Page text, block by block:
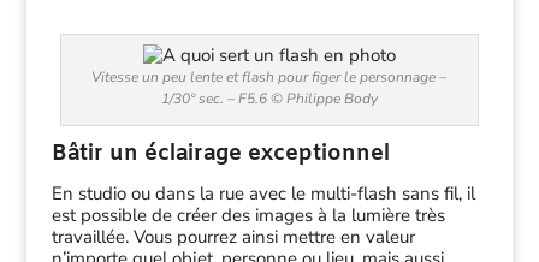
Vitesse un peu lente et flash pour figer le personnage –
1/30° sec. – F5.6 © Philippe Body
Bâtir un éclairage exceptionnel
En studio ou dans la rue avec le multi-flash sans fil, il
est possible de créer des images à la lumière très
travaillée. Vous pourrez ainsi mettre en valeur